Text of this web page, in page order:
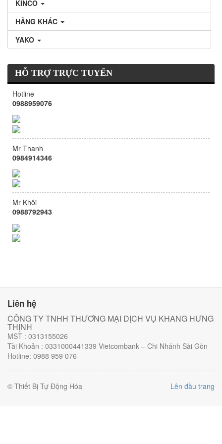
KINCO
HÃNG KHÁC
YAKO
HỖ TRỢ TRỰC TUYẾN
Hotline
0988959076
Mr Thanh
0984914346
Mr Khôi
0988792943
Liên hệ
CÔNG TY TNHH THƯƠNG MẠI DỊCH VỤ KHANG HƯNG
THỊNH
MST : 0313155026
Tài Khoản : 0331000441339 Vietcombank – Chi Nhánh Sài Gòn
Hotline: 0988 959 076
© Thiết Bị Tự Động Hóa Lên đầu trang